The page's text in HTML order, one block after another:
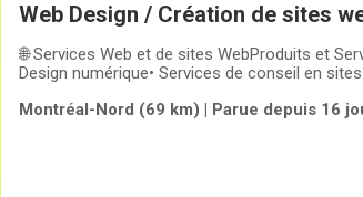
Web Design / Création de sites
Numérique / Réseaux Sociaux /
🌐 Services Web et de sites WebProduits et
Design numérique• Services de conseil en
domaine• Réseaux sociaux et marketing
Montréal-Nord (69 km) | Parue depuis 16